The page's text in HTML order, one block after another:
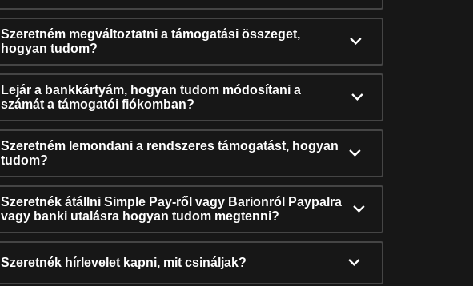
Szeretném megváltoztatni a támogatási összeget,
hogyan tudom?
Lejár a bankkártyám, hogyan tudom módosítani a
számát a támogatói fiókomban?
Szeretném lemondani a rendszeres támogatást, hogyan
tudom?
Szeretnék átállni Simple Pay-ről vagy Barionról Paypalra
vagy banki utalásra hogyan tudom megtenni?
Szeretnék hírlevelet kapni, mit csináljak?